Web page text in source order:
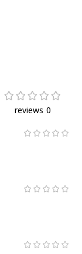
0 reviews